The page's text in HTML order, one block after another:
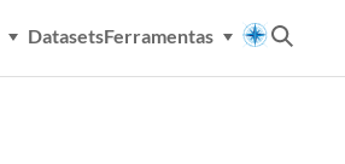
DatasetsFerramentas